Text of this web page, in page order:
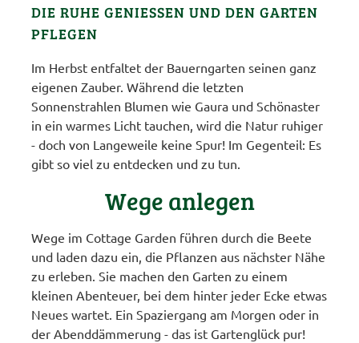
DIE RUHE GENIESSEN UND DEN GARTEN P
FLEGEN
Im Herbst entfaltet der Bauerngarten seinen ganz
eigenen Zauber. Während die letzten
Sonnenstrahlen Blumen wie Gaura und Schönaster
in ein warmes Licht tauchen, wird die Natur ruhiger
- doch von Langeweile keine Spur! Im Gegenteil: Es
gibt so viel zu entdecken und zu tun.
Wege anlegen
Wege im Cottage Garden führen durch die Beete
und laden dazu ein, die Pflanzen aus nächster Nähe
zu erleben. Sie machen den Garten zu einem
kleinen Abenteuer, bei dem hinter jeder Ecke etwas
Neues wartet. Ein Spaziergang am Morgen oder in
der Abenddämmerung - das ist Gartenglück pur!